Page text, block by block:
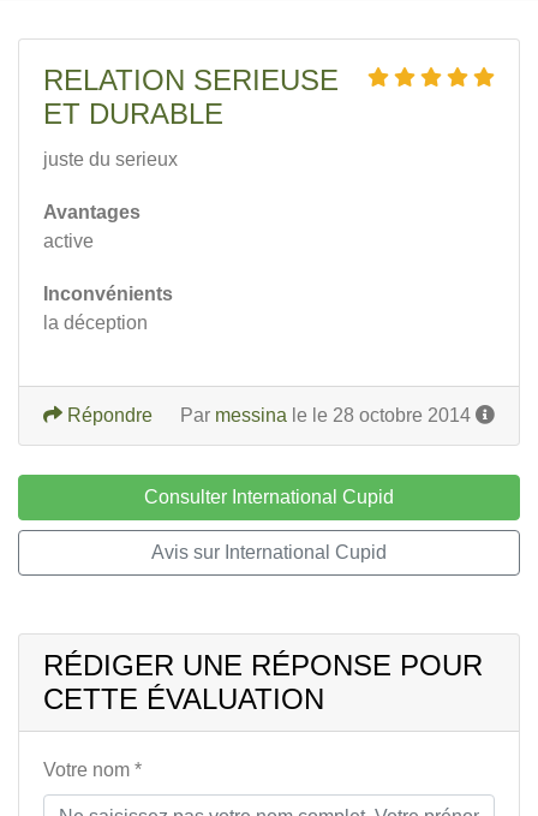
RELATION SERIEUSE
ET DURABLE
juste du serieux
Avantages
active
Inconvénients
la déception
Par messina le le 28 octobre 2014
Répondre
Consulter International Cupid
Avis sur International Cupid
RÉDIGER UNE RÉPONSE POUR
CETTE ÉVALUATION
Votre nom *